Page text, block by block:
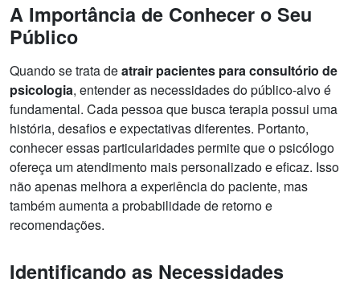
A Importância de Conhecer o Seu
Público
Quando se trata deatrair pacientes para consultório de
psicologia, entender as necessidades do público-alvo é
fundamental. Cada pessoa que busca terapia possui uma
história, desafios e expectativas diferentes. Portanto,
conhecer essas particularidades permite que o psicólogo
ofereça um atendimento mais personalizado e eficaz. Isso
não apenas melhora a experiência do paciente, mas
também aumenta a probabilidade de retorno e
recomendações.
Identificando as Necessidades